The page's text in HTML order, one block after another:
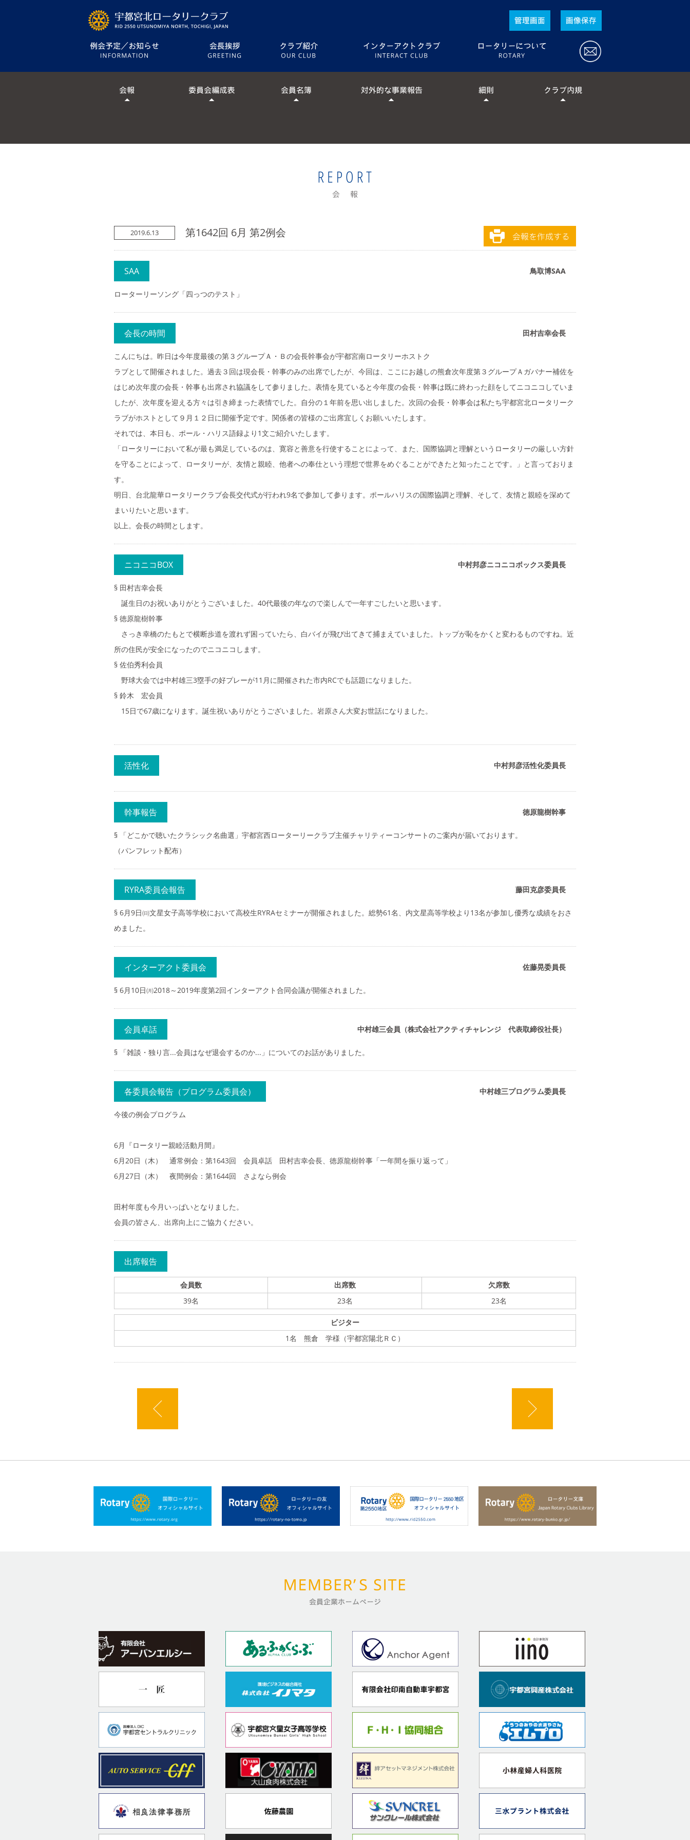
５つの奉仕
[ 協同プロジェクト最高賞 受賞歴 ]
認証状/クラブバナー
ロータリーとは
2019.6.13 第1642回 6月 第2例会
SAA 鳥取博SAA
ローターリーソング「四っつのテスト」
会長の時間 田村吉幸会長
こんにちは。昨日は今年度最後の第３グループＡ・Ｂの会長幹事会が宇都宮南ロータリーホストク
ラブとして開催されました。過去３回は現会長・幹事のみの出席でしたが、今回は、ここにお越しの熊倉次年度第３グループＡガバナー補佐を
はじめ次年度の会長・幹事も出席され協議をして参りました。表情を見ていると今年度の会長・幹事は既に終わった顔をしてニコニコしていま
したが、次年度を迎える方々は引き締まった表情でした。自分の１年前を思い出しました。次回の会長・幹事会は私たち宇都宮北ロータリーク
ラブがホストとして９月１２日に開催予定です。関係者の皆様のご出席宜しくお願いいたします。
それでは、本日も、ポール・ハリス語録より1文ご紹介いたします。
「ロータリーにおいて私が最も満足しているのは、寛容と善意を行使することによって、また、国際協調と理解というロータリーの厳しい方針
を守ることによって、ロータリーが、友情と親睦、他者への奉仕という理想で世界をめぐることができたと知ったことです。」と言っておりま
す。
明日、台北龍華ロータリークラブ会長交代式が行われ9名で参加して参ります。ポールハリスの国際協調と理解、そして、友情と親睦を深めて
まいりたいと思います。
以上。会長の時間とします。
ニコニコBOX 中村邦彦ニコニコボックス委員長
§ 田村吉幸会長
誕生日のお祝いありがとうございました。40代最後の年なので楽しんで一年すごしたいと思います。
§ 徳原龍樹幹事
さっき幸橋のたもとで横断歩道を渡れず困っていたら、白バイが飛び出てきて捕まえていました。トップが恥をかくと変わるものですね。近
所の住民が安全になったのでニコニコします。
§ 佐伯秀利会員
野球大会では中村雄三3塁手の好プレーが11月に開催された市内RCでも話題になりました。
§ 鈴木 宏会員
15日で67歳になります。誕生祝いありがとうございました。岩原さん大変お世話になりました。
活性化 中村邦彦活性化委員長
幹事報告 徳原龍樹幹事
§ 「どこかで聴いたクラシック名曲選」宇都宮西ローターリークラブ主催チャリティーコンサートのご案内が届いております。
（パンフレット配布）
RYRA委員会報告 藤田克彦委員長
§ 6月9日㈰文星女子高等学校において高校生RYRAセミナーが開催されました。総勢61名、内文星高等学校より13名が参加し優秀な成績をおさ
めました。
インターアクト委員会 佐藤晃委員長
§ 6月10日㈪2018～2019年度第2回インターアクト合同会議が開催されました。
会員卓話 中村雄三会員（株式会社アクティチャレンジ 代表取締役社長）
§ 「雑談・独り言...会員はなぜ退会するのか...」についてのお話がありました。
各委員会報告（プログラム委員会） 中村雄三プログラム委員長
今後の例会プログラム
6月『ロータリー親睦活動月間』
6月20日（木） 通常例会：第1643回 会員卓話 田村吉幸会長、徳原龍樹幹事「一年間を振り返って」
6月27日（木） 夜間例会：第1644回 さよなら例会
田村年度も今月いっぱいとなりました。
会員の皆さん、出席向上にご協力ください。
出席報告
会員数 出席数
欠席数
39名
23名 23名
ビジター
1名 熊倉 学様（宇都宮陽北ＲＣ）